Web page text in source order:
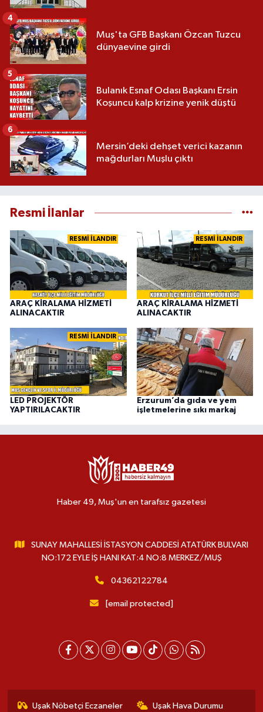
Muş'ta GFB Başkanı Özcan Tuzcu
dünyaevine girdi
4
Bulanık Esnaf Odası Başkanı Ersin
Koşuncu kalp krizine yenik düştü
5
Mersin’deki dehşet verici kazanın
mağdurları Muşlu çıktı
6
Resmi İlanlar
RESMİ İLANDIR
ARAÇ KİRALAMA HİZMETİ
ALINACAKTIR
RESMİ İLANDIR
ARAÇ KİRALAMA HİZMETİ
ALINACAKTIR
RESMİ İLANDIR
LED PROJEKTÖR
YAPTIRILACAKTIR
Erzurum’da gıda ve yem
işletmelerine sıkı markaj
Haber 49, Muş'un en tarafsız gazetesi
SUNAY MAHALLESİ İSTASYON CADDESİ ATATÜRK BULVARI
NO:172 EYLE İŞ HANI KAT:4 NO:8 MERKEZ/MUŞ
04362122784
[email protected]
Uşak Nöbetçi Eczaneler Uşak Hava Durumu